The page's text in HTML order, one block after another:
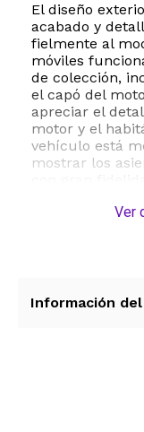
El diseño
acabado y
fielmente al
móviles
de colección,
el capó del
apreciar el
motor y el
vehículo está
mostrar los
Este auto de
perfecto para
Ver
Información